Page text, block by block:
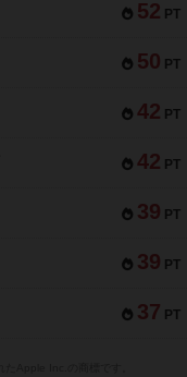
52 PT
50 PT
42 PT
42 PT
39 PT
39 PT
37 PT